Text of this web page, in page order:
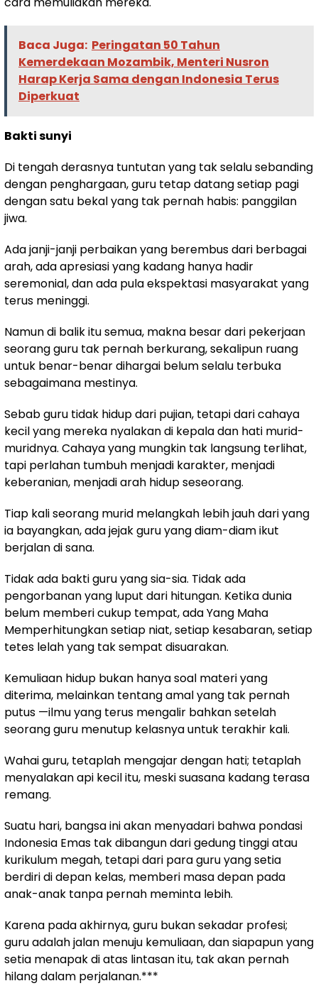
Baca Juga: Peringatan 50 Tahun
Kemerdekaan Mozambik, Menteri Nusron
Harap Kerja Sama dengan Indonesia Terus
Diperkuat
Bakti sunyi
Di tengah derasnya tuntutan yang tak selalu sebanding
dengan penghargaan, guru tetap datang setiap pagi
dengan satu bekal yang tak pernah habis: panggilan
jiwa.
Ada janji-janji perbaikan yang berembus dari berbagai
arah, ada apresiasi yang kadang hanya hadir
seremonial, dan ada pula ekspektasi masyarakat yang
terus meninggi.
Namun di balik itu semua, makna besar dari pekerjaan
seorang guru tak pernah berkurang, sekalipun ruang
untuk benar-benar dihargai belum selalu terbuka
sebagaimana mestinya.
Sebab guru tidak hidup dari pujian, tetapi dari cahaya
kecil yang mereka nyalakan di kepala dan hati murid-
muridnya. Cahaya yang mungkin tak langsung terlihat,
tapi perlahan tumbuh menjadi karakter, menjadi
keberanian, menjadi arah hidup seseorang.
Tiap kali seorang murid melangkah lebih jauh dari yang
ia bayangkan, ada jejak guru yang diam-diam ikut
berjalan di sana.
Tidak ada bakti guru yang sia-sia. Tidak ada
pengorbanan yang luput dari hitungan. Ketika dunia
belum memberi cukup tempat, ada Yang Maha
Memperhitungkan setiap niat, setiap kesabaran, setiap
tetes lelah yang tak sempat disuarakan.
Kemuliaan hidup bukan hanya soal materi yang
diterima, melainkan tentang amal yang tak pernah
putus —ilmu yang terus mengalir bahkan setelah
seorang guru menutup kelasnya untuk terakhir kali.
Wahai guru, tetaplah mengajar dengan hati; tetaplah
menyalakan api kecil itu, meski suasana kadang terasa
remang.
Suatu hari, bangsa ini akan menyadari bahwa pondasi
Indonesia Emas tak dibangun dari gedung tinggi atau
kurikulum megah, tetapi dari para guru yang setia
berdiri di depan kelas, memberi masa depan pada
anak-anak tanpa pernah meminta lebih.
Karena pada akhirnya, guru bukan sekadar profesi;
guru adalah jalan menuju kemuliaan, dan siapapun yang
setia menapak di atas lintasan itu, tak akan pernah
hilang dalam perjalanan.***